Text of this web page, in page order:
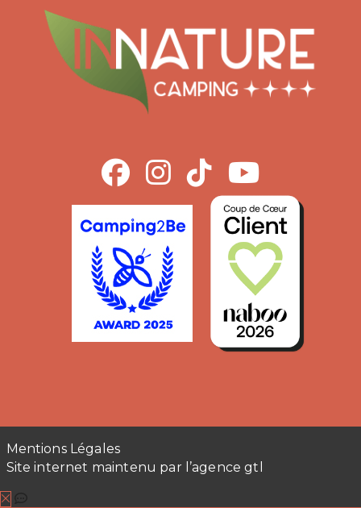
Mentions Légales
Site internet maintenu par l’agence gtl